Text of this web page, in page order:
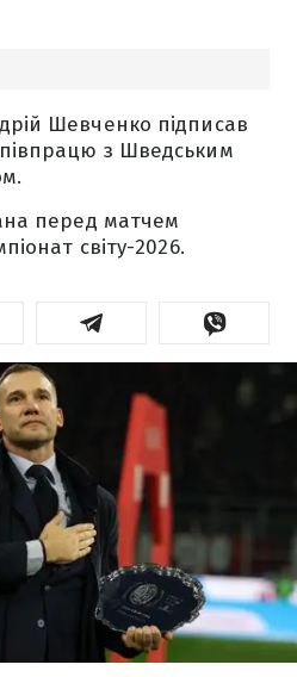
Шевченко підписав
з Шведським
перед матчем
світу-2026.